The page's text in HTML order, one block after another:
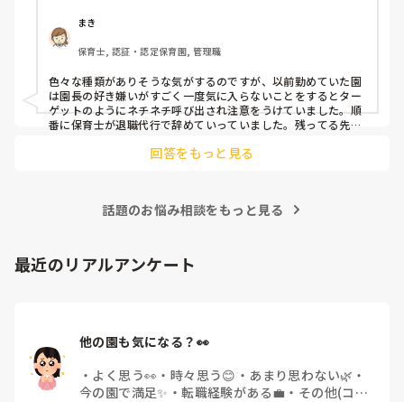
まき
保育士, 認証・認定保育園, 管理職
色々な種類がありそうな気がするのですが、以前勤めていた園
は園長の好き嫌いがすごく一度気に入らないことをするとター
ゲットのようにネチネチ呼び出され注意をうけていました。順
番に保育士が退職代行で辞めていっていました。残ってる先生
由にできずで、やめたいけど子どもたちのことを思うとやめれ
回答をもっと見る
話題のお悩み相談をもっと見る
最近のリアルアンケート
他の園も気になる？👀
・ よく思う👀 ・ 時々思う😊 ・ あまり思わない🌿 ・
今の園で満足✨ ・転職経験がある💼 ・ その他(コメ